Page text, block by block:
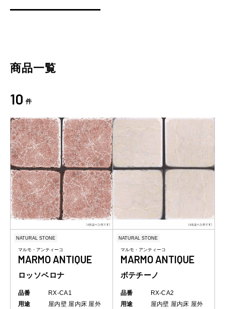
商品一覧
10 件
NATURAL STONE
マルモ・アンティーコ
MARMO ANTIQUE
ロッソベロナ
品番
RX-CA1
用途
屋内壁 屋内床 屋外
NATURAL STONE
マルモ・アンティーコ
MARMO ANTIQUE
ボテチーノ
品番
RX-CA2
用途
屋内壁 屋内床 屋外